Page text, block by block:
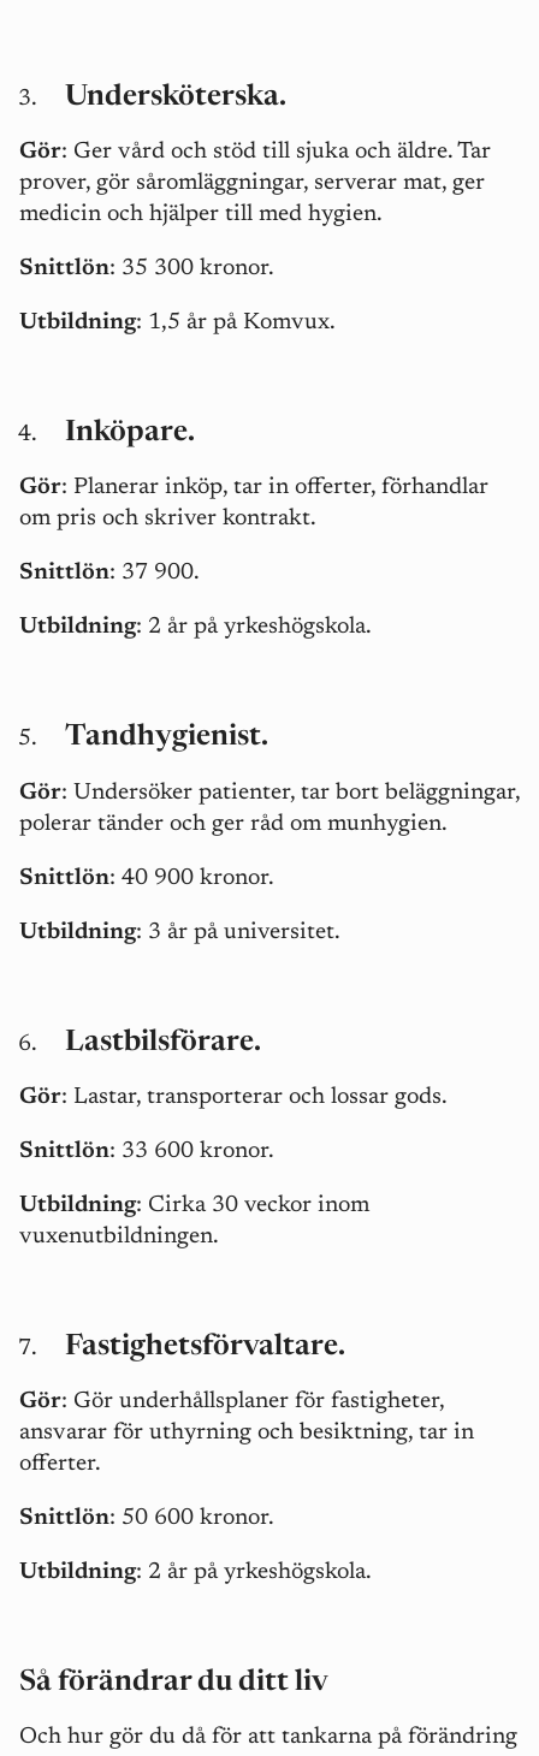
Undersköterska.
Gör: Ger vård och stöd till sjuka och äldre. Tar
prover, gör såromläggningar, serverar mat, ger
medicin och hjälper till med hygien.
Snittlön: 35 300 kronor.
Utbildning: 1,5 år på Komvux.
Inköpare.
Gör: Planerar inköp, tar in offerter, förhandlar
om pris och skriver kontrakt.
Snittlön: 37 900.
Utbildning: 2 år på yrkeshögskola.
Tandhygienist.
Gör: Undersöker patienter, tar bort beläggningar,
polerar tänder och ger råd om munhygien.
Snittlön: 40 900 kronor.
Utbildning: 3 år på universitet.
Lastbilsförare.
Gör: Lastar, transporterar och lossar gods.
Snittlön: 33 600 kronor.
Utbildning: Cirka 30 veckor inom
vuxenutbildningen.
Fastighetsförvaltare.
Gör: Gör underhållsplaner för fastigheter,
ansvarar för uthyrning och besiktning, tar in
offerter.
Snittlön: 50 600 kronor.
Utbildning: 2 år på yrkeshögskola.
Så förändrar du ditt liv
Och hur gör du då för att tankarna på förändring